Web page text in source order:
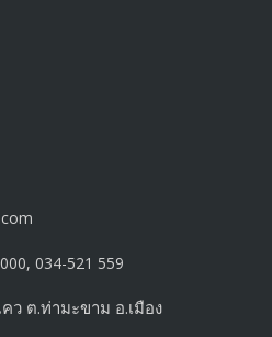
034-521 559
ว ต.ท่ามะขาม อ.เมือง